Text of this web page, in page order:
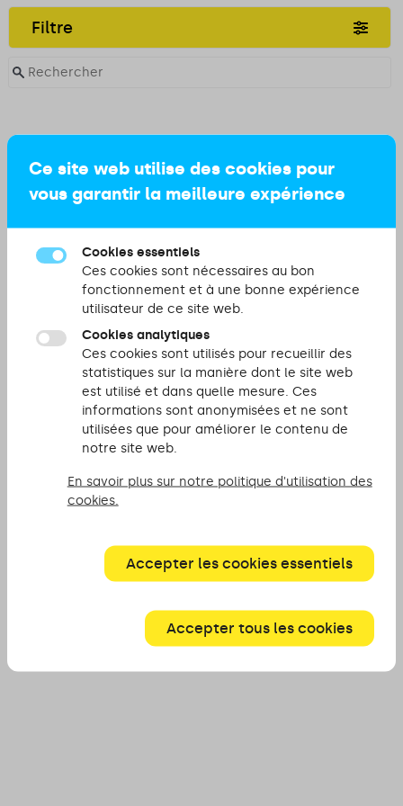
Filtre
Ce site web utilise des cookies pour
vous garantir la meilleure expérience
Cookies essentiels
Ces cookies sont nécessaires au bon
fonctionnement et à une bonne expérience
utilisateur de ce site web.
Cookies analytiques
Ces cookies sont utilisés pour recueillir des
statistiques sur la manière dont le site web
est utilisé et dans quelle mesure. Ces
informations sont anonymisées et ne sont
utilisées que pour améliorer le contenu de
notre site web.
En savoir plus sur notre politique d'utilisation des
cookies.
Accepter les cookies essentiels
Accepter tous les cookies